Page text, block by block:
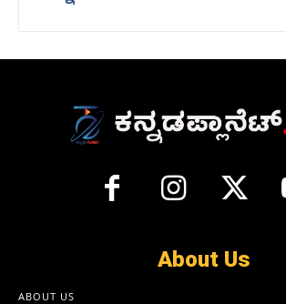
About Us
ABOUT US